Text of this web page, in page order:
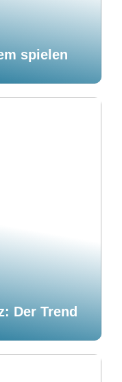
spielen
Der Trend